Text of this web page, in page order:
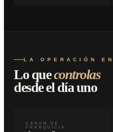
LA OPERACIÓN EN
Lo quecontrolas
desde el día uno
CANON DE
FRANQUICIA